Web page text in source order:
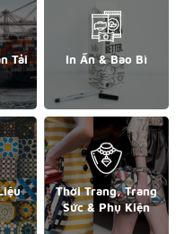
Tải In Ấn & Bao Bì
Thời Trang, Trang
Sức & Phụ Kiện